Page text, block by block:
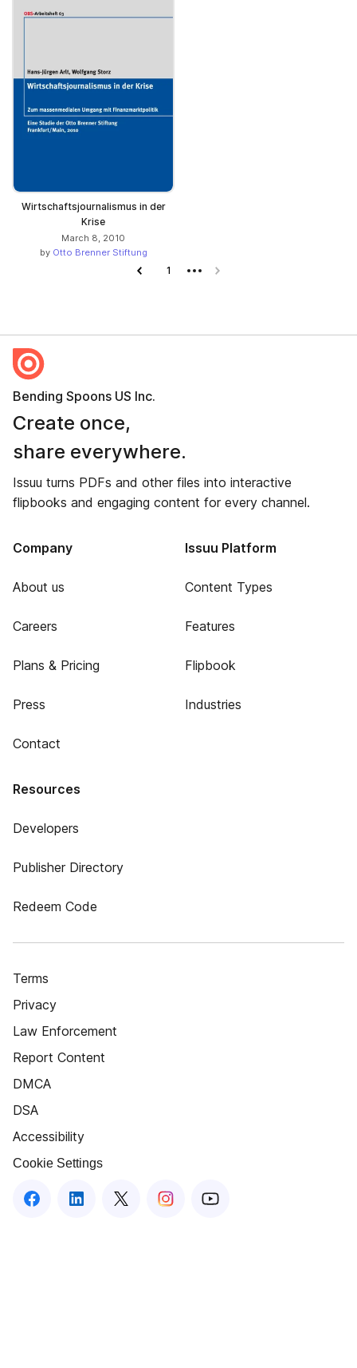
Wirtschaftsjournalismus in der
Krise
March 8, 2010
by Otto Brenner Stiftung
Previous page
1 Next page
Bending Spoons US Inc.
Create once,
share everywhere.
Issuu turns PDFs and other files into interactive
flipbooks and engaging content for every channel.
Company
About us
Careers
Plans & Pricing
Press
Contact
Issuu Platform
Content Types
Features
Flipbook
Industries
Resources
Developers
Publisher Directory
Redeem Code
Terms
Privacy
Law Enforcement
Report Content
DMCA
DSA
Accessibility
Cookie Settings